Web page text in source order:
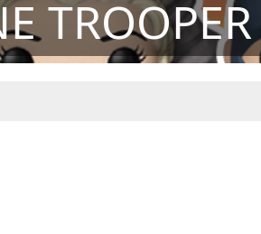
TROOPER